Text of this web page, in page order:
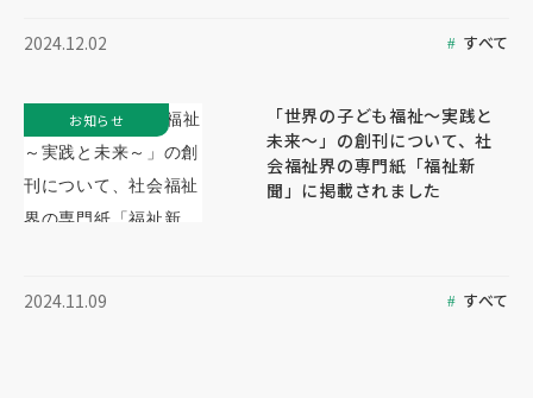
2024.12.02 すべて
「世界の子ども福祉～実践と
未来～」の創刊について、社
会福祉界の専門紙「福祉新
聞」に掲載されました
2024.11.09 すべて
お知らせ